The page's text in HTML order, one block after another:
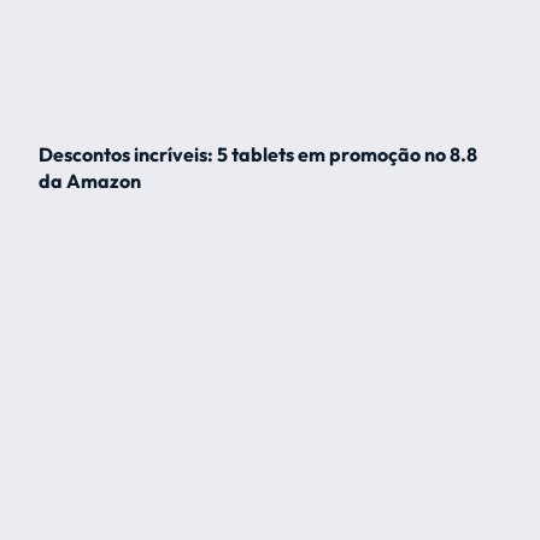
Descontos incríveis: 5 tablets em promoção no 8.8
da Amazon